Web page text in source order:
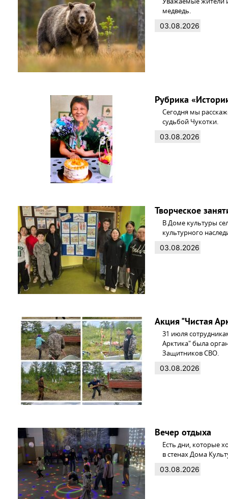
медведь.
03.08.2026
Рубрика
Сегодня мы
судьбой Чукотки.
03.08.2026
Творческое
В Доме культуры
культурного
03.08.2026
Акция "Чистая
31 июля
Арктика" была
Защитников СВО.
03.08.2026
Вечер отдыха
Есть дни, которые
в стенах Дома
03.08.2026